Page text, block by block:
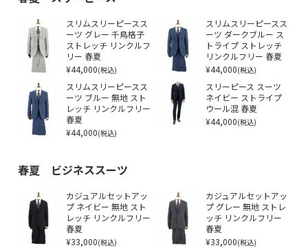
スリムスリーピースス
ーツ グレー 千鳥格子
ストレッチ リンクルフ
リー 春夏
¥44,000(税込)
スリムスリーピースス
ーツ ダークブルー ス
トライプ ストレッチ
リンクルフリー 春夏
¥44,000(税込)
スリムスリーピースス
ーツ ブルー 無地 スト
レッチ リンクルフリー
春夏
¥44,000(税込)
スリーピース スーツ
ネイビー ストライプ
ウール混 春夏
¥44,000(税込)
春夏 ビジネススーツ
カジュアルセットアッ
プ ネイビー 無地 スト
レッチ リンクルフリー
春夏
¥33,000(税込)
カジュアルセットアッ
プ グレー 無地 ストレ
ッチ リンクルフリー
春夏
¥33,000(税込)